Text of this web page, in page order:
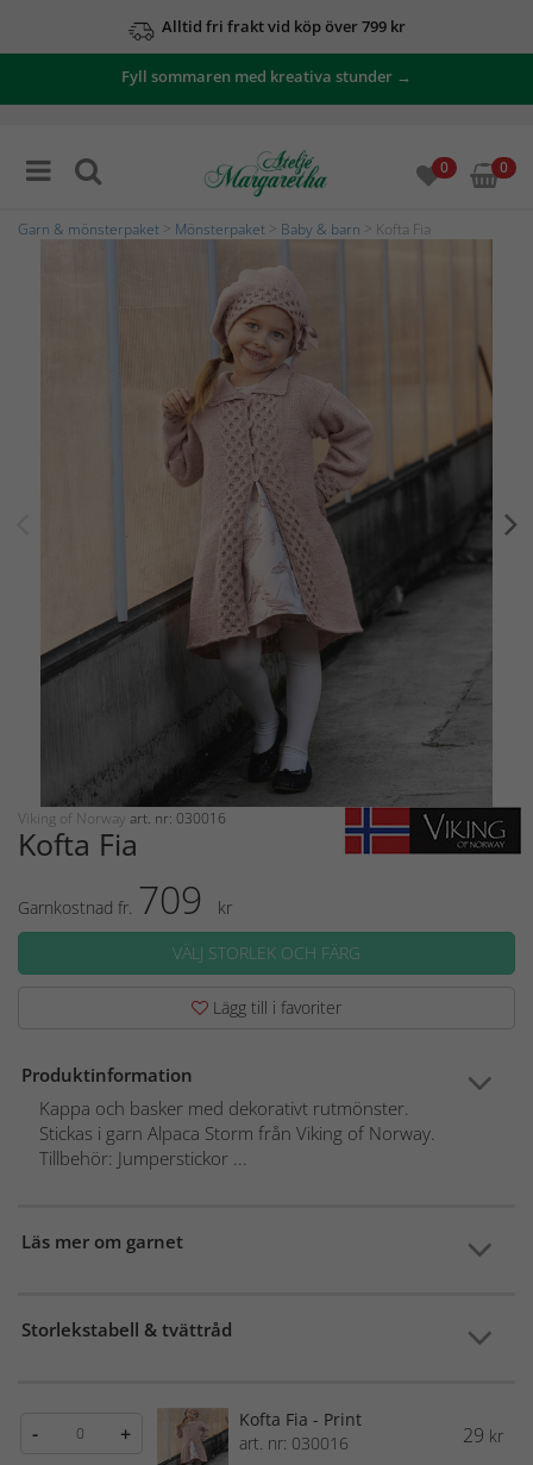
Alltid fri frakt vid köp över 799 kr
Fyll sommaren med kreativa stunder →
0 0
Garn & mönsterpaket Mönsterpaket Baby & barn > Kofta Fia
Viking of Norway art. nr: 030016
Kofta Fia
Garnkostnad fr. 709
kr
VÄLJ STORLEK OCH FÄRG
Lägg till i favoriter
Produktinformation
Kappa och basker med dekorativt rutmönster.
Stickas i garn Alpaca Storm från Viking of Norway.
Tillbehör: Jumperstickor ...
Läs mer om garnet
Storlekstabell & tvättråd
- +
Kofta Fia - Print
art. nr: 030016
29 kr